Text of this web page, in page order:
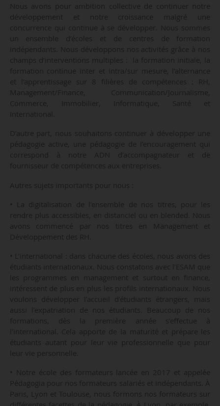
Nous avons pour ambition collective de continuer notre
développement et notre croissance malgré une
concurrence qui continue à se développer. Nous sommes
un ensemble d’écoles et de centres de formation
indépendants. Nous développons nos activités grâce à nos
champs d’interventions multiples : la formation initiale, la
formation continue inter et intra/sur mesure, l’alternance
et l’apprentissage sur 8 filières de compétences : RH,
Management/Finance, Communication/Journalisme,
Commerce, Immobilier, Informatique, Santé et
International.
D’autre part, nous souhaitons continuer à développer une
pédagogie active, une pédagogie de l’encouragement qui
correspond à notre ADN d’accompagnateur et de
fournisseur de compétences aux entreprises.
Autres sujets importants pour nous :
• La digitalisation de l’ensemble de nos titres, pour les
rendre plus accessibles, en distanciel ou en blended. Nous
avons commencé par nos titres en Management et
Développement des RH.
• L’international : dans chacune des écoles, nous avons des
étudiants internationaux. Nous constatons avec l’ESAM que
les programmes en management et surtout en finance,
intéressent de plus en plus les profils internationaux. Nous
voulons développer l’accueil d’étudiants étrangers, mais
aussi l’expatriation de nos étudiants. Beaucoup de nos
formations, dès la première année s’effectue à
l’international. Cela apporte de la maturité et prépare les
étudiants autant pour leur vie professionnelle que pour
leur vie personnelle.
• Notre école des formateurs lancée en 2017 et appelée
Pédagogia pour nos formateurs salariés et indépendants. À
Paris, Lyon et Toulouse, nous formons nos formateurs sur